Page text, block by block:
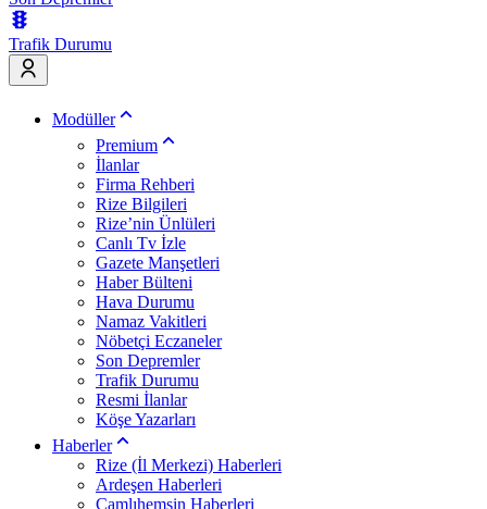
Trafik Durumu
Modüller
Premium
İlanlar
Firma Rehberi
Rize Bilgileri
Rize’nin Ünlüleri
Canlı Tv İzle
Gazete Manşetleri
Haber Bülteni
Hava Durumu
Namaz Vakitleri
Nöbetçi Eczaneler
Son Depremler
Trafik Durumu
Resmi İlanlar
Köşe Yazarları
Haberler
Rize (İl Merkezi) Haberleri
Ardeşen Haberleri
Çamlıhemşin Haberleri